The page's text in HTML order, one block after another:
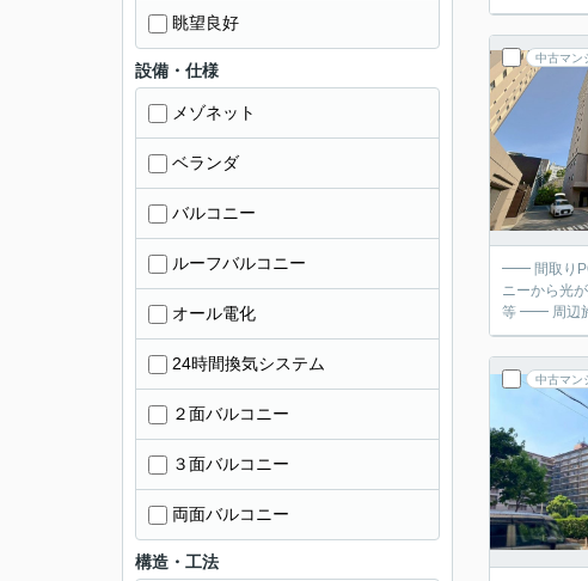
中古マン
━━ 間取り
ニーから光が差し込み開放感のあるリ
等 ━━ 周
中古マン
眺望良好
設備・仕様
メゾネット
ベランダ
バルコニー
ルーフバルコニー
オール電化
24時間換気システム
２面バルコニー
３面バルコニー
両面バルコニー
構造・工法